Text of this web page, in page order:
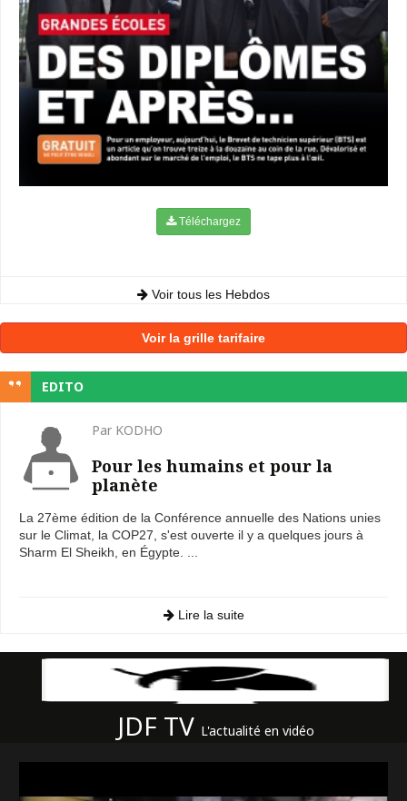
Téléchargez
Voir tous les Hebdos
Voir la grille tarifaire
EDITO
Par KODHO
Pour les humains et pour la
planète
La 27ème édition de la Conférence annuelle des Nations unies
sur le Climat, la COP27, s'est ouverte il y a quelques jours à
Sharm El Sheikh, en Égypte. ...
Lire la suite
JDF TV L'actualité en vidéo